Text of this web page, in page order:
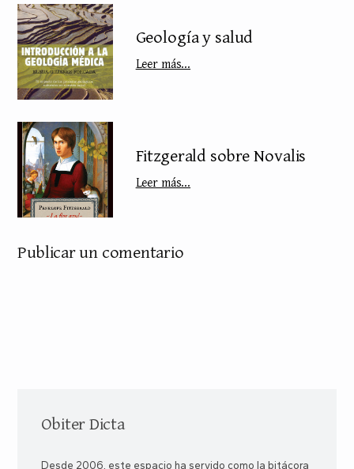
Geología y salud
Leer más...
Fitzgerald sobre Novalis
Leer más...
Publicar un comentario
Obiter Dicta
Desde 2006, este espacio ha servido como la bitácora